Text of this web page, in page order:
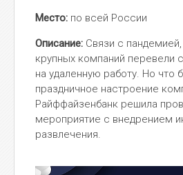
Место: по всей России
Описание: Связи с
крупных компаний перевели
на удаленную работу. Но что
праздничное настроение
Райффайзенбанк решила
мероприятие с внедрением
развлечения.